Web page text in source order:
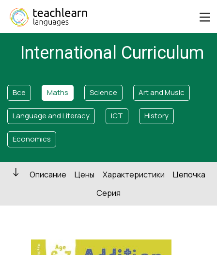
International Curriculum
Все Maths Science Art and Music
Language and Literacy ICT History
Economics
Описание Цены Характеристики
Цепочка
Серия